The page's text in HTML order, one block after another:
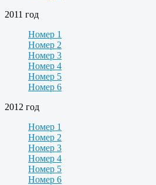
2011 год
Номер 1
Номер 2
Номер 3
Номер 4
Номер 5
Номер 6
2012 год
Номер 1
Номер 2
Номер 3
Номер 4
Номер 5
Номер 6